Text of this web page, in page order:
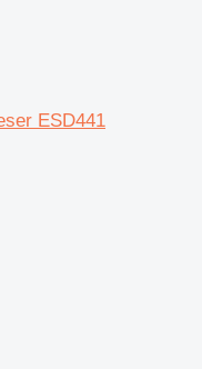
ESD441